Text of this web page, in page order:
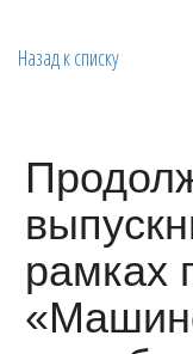
Назад к списку
рамках